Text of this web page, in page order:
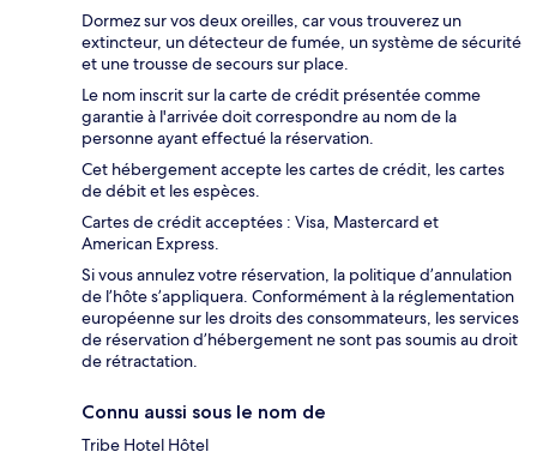
Dormez sur vos deux oreilles, car vous trouverez un
extincteur, un détecteur de fumée, un système de sécurité
et une trousse de secours sur place.
Le nom inscrit sur la carte de crédit présentée comme
garantie à l'arrivée doit correspondre au nom de la
personne ayant effectué la réservation.
Cet hébergement accepte les cartes de crédit, les cartes
de débit et les espèces.
Cartes de crédit acceptées : Visa, Mastercard et
American Express.
Si vous annulez votre réservation, la politique d’annulation
de l’hôte s’appliquera. Conformément à la réglementation
européenne sur les droits des consommateurs, les services
de réservation d’hébergement ne sont pas soumis au droit
de rétractation.
Connu aussi sous le nom de
Tribe Hotel Hôtel